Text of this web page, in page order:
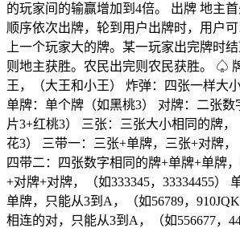
的玩家间的输赢增加到4倍。 出牌 地主
顺序依次出牌，轮到用户出牌时，用户
上一个玩家大的牌。某一玩家出完牌时
则地主获胜。农民出完则农民获胜。 ♤
王，（大王和小王） 炸弹：四张一样大
单牌：单个牌（如黑桃3） 对牌：二张数
片3+红桃3） 三张：三张大小相同的牌
花3） 三带一：三张+单牌，三张+对牌，
四带二：四张数字相同的牌+单牌+单牌
+对牌+对牌，（如333345，33334455）
单牌，只能从3到A，（如56789，
相连的对，只能从3到A，（如556677，